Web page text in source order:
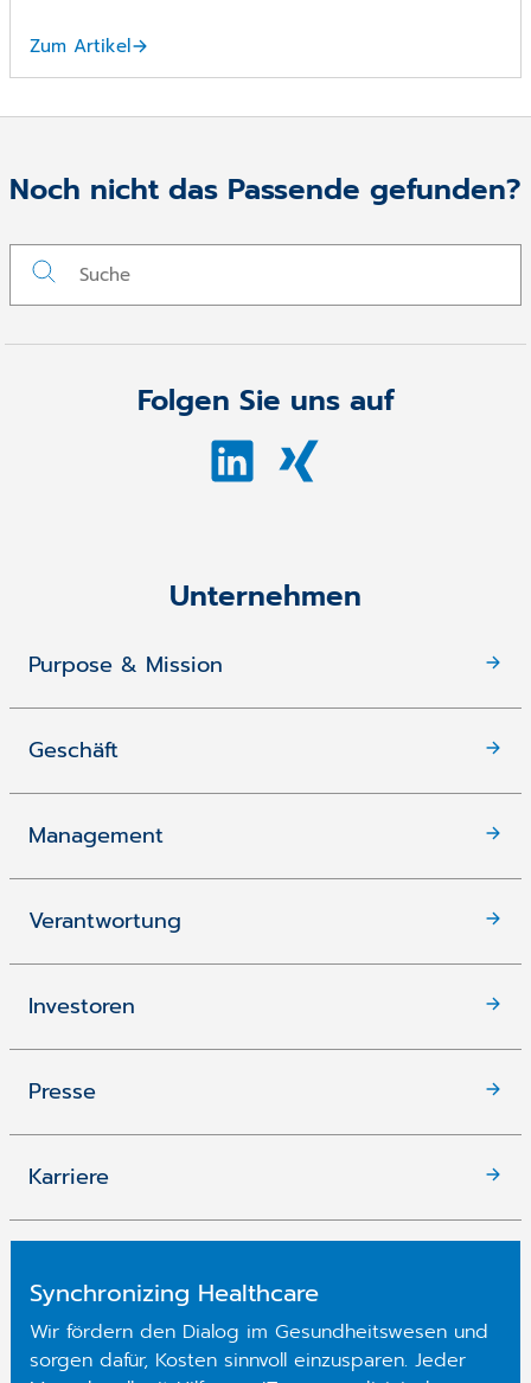
Zum Artikel
Noch nicht das Passende gefunden?
Folgen Sie uns auf
Unternehmen
Purpose & Mission
Geschäft
Management
Verantwortung
Investoren
Presse
Karriere
Synchronizing Healthcare
Wir fördern den Dialog im Gesundheitswesen und
sorgen dafür, Kosten sinnvoll einzusparen. Jeder